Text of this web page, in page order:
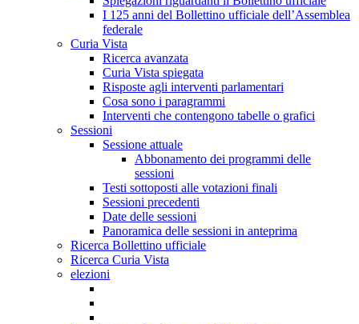
I 125 anni del Bollettino ufficiale dell’Assemblea
federale
Curia Vista
Ricerca avanzata
Curia Vista spiegata
Risposte agli interventi parlamentari
Cosa sono i paragrammi
Interventi che contengono tabelle o grafici
Sessioni
Sessione attuale
Abbonamento dei programmi delle
sessioni
Testi sottoposti alle votazioni finali
Sessioni precedenti
Date delle sessioni
Panoramica delle sessioni in anteprima
Ricerca Bollettino ufficiale
Ricerca Curia Vista
elezioni